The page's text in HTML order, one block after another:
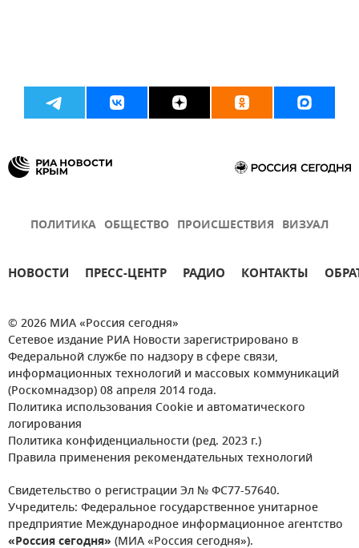
ПОЛИТИКА ОБЩЕСТВО ПРОИСШЕСТВИЯ ВИЗУАЛ
НОВОСТИ ПРЕСС-ЦЕНТР РАДИО КОНТАКТЫ
© 2026 МИА «Россия сегодня»
Сетевое издание РИА Новости зарегистрировано в
Федеральной службе по надзору в сфере связи,
информационных технологий и массовых коммуникаций
(Роскомнадзор) 08 апреля 2014 года.
Политика использования Cookie и автоматического
логирования
Политика конфиденциальности (ред. 2023 г.)
Правила применения рекомендательных технологий
Свидетельство о регистрации Эл № ФС77-57640.
Учредитель: Федеральное государственное унитарное
предприятие Международное информационное агентство
«Россия сегодня» (МИА «Россия сегодня»).